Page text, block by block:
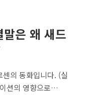
말은 왜 새드
의 동화입니다. (실
션의 영향으로…